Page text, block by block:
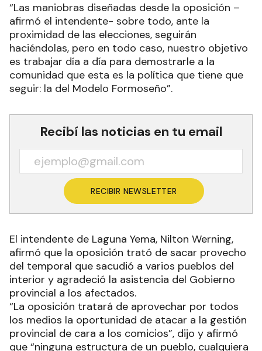
“Las maniobras diseñadas desde la oposición –
afirmó el intendente- sobre todo, ante la
proximidad de las elecciones, seguirán
haciéndolas, pero en todo caso, nuestro objetivo
es trabajar día a día para demostrarle a la
comunidad que esta es la política que tiene que
seguir: la del Modelo Formoseño”.
Recibí las noticias en tu email
RECIBIR NEWSLETTER
El intendente de Laguna Yema, Nilton Werning,
afirmó que la oposición trató de sacar provecho
del temporal que sacudió a varios pueblos del
interior y agradeció la asistencia del Gobierno
provincial a los afectados.
“La oposición tratará de aprovechar por todos
los medios la oportunidad de atacar a la gestión
provincial de cara a los comicios”, dijo y afirmó
que “ninguna estructura de un pueblo, cualquiera